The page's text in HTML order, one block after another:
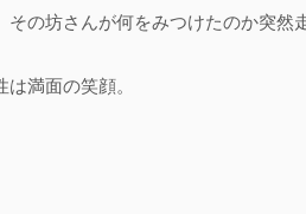
の坊さんが何をみつけたのか突然
満面の笑顔。